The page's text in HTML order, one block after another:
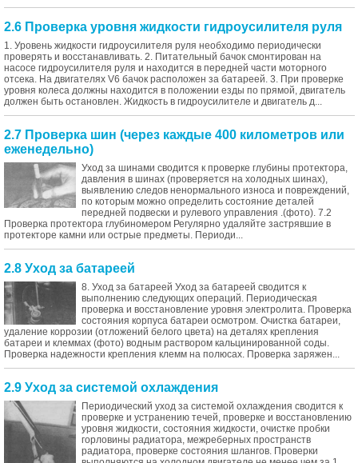
2.6 Проверка уровня жидкости гидроусилителя руля
1. Уровень жидкости гидроусилителя руля необходимо периодически
проверять и восстанавливать. 2. Питательный бачок смонтирован на
насосе гидроусилителя руля и находится в передней части моторного
отсека. На двигателях V6 бачок расположен за батареей. 3. При проверке
уровня колеса должны находится в положении езды по прямой, двигатель
должен быть остановлен. Жидкость в гидроусилителе и двигатель д...
2.7 Проверка шин (через каждые 400 километров или
еженедельно)
Уход за шинами сводится к проверке глубины протектора,
давления в шинах (проверяется на холодных шинах),
выявлению следов ненормального износа и повреждений,
по которым можно определить состояние деталей
передней подвески и рулевого управления .(фото). 7.2
Проверка протектора глубиномером Регулярно удаляйте застрявшие в
протекторе камни или острые предметы. Периоди...
2.8 Уход за батареей
8. Уход за батареей Уход за батареей сводится к
выполнению следующих операций. Периодическая
проверка и восстановление уровня электролита. Проверка
состояния корпуса батареи осмотром. Очистка батареи,
удаление коррозии (отложений белого цвета) на деталях крепления
батареи и клеммах (фото) водным раствором кальцинированной соды.
Проверка надежности крепления клемм на полюсах. Проверка заряжен...
2.9 Уход за системой охлаждения
Периодический уход за системой охлаждения сводится к
проверке и устранению течей, проверке и восстановлению
уровня жидкости, состояния жидкости, очистке пробки
горловины радиатора, межреберных пространств
радиатора, проверке состояния шлангов. Проверки